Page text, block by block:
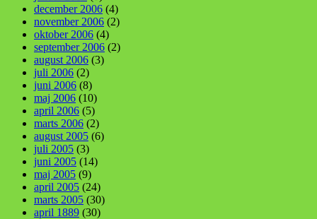
december 2006 (4)
november 2006 (2)
oktober 2006 (4)
september 2006 (2)
august 2006 (3)
juli 2006 (2)
juni 2006 (8)
maj 2006 (10)
april 2006 (5)
marts 2006 (2)
august 2005 (6)
juli 2005 (3)
juni 2005 (14)
maj 2005 (9)
april 2005 (24)
marts 2005 (30)
april 1889 (30)